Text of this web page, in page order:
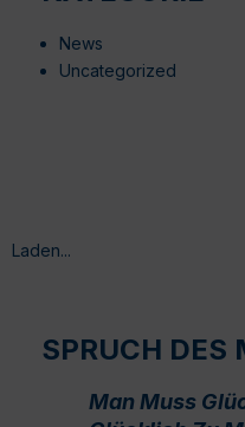
News
Uncategorized
Laden...
SPRUCH DES
Man Muss